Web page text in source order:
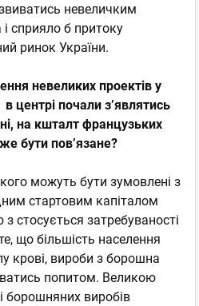
невеличким
сприяло б притоку
ринок України.
невеликих проектів у
центрі почали з’являтись
на кшталт французьких
бути пов’язане?
можуть бути зумовлені з
стартовим капіталом
стосується затребуваності
що більшість населення
крові, вироби з борошна
попитом. Великою
борошняних виробів